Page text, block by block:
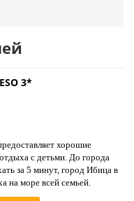
3*
хорошие
с детьми. До города
за 5 минут, город Ибица в
на море всей семьей.